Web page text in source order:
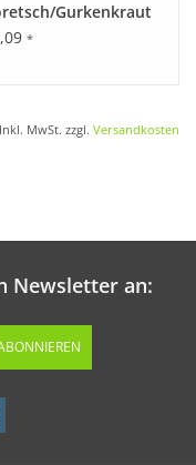
Gurkenkraut
*
MwSt. zzgl. Versandkosten
Newsletter an: